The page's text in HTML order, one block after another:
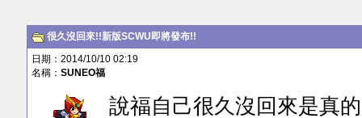
很久沒回來!!新版SCWU即將發布!!
日期：2014/10/10 02:19
名稱： SUNEO福
說福自己很久沒回來是真的